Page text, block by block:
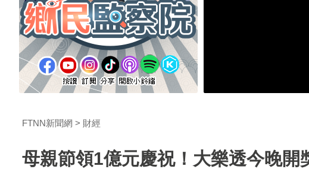
FTNN新聞網 財經
母親節領1億元慶祝！大樂透今晚